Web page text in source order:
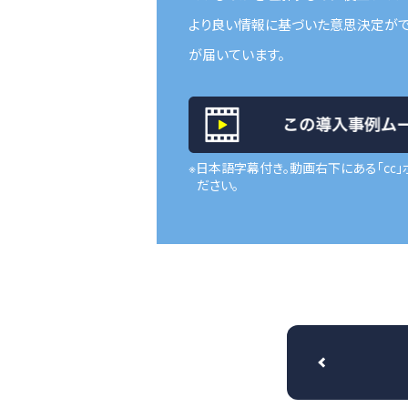
より良い情報に基づいた意思決定が
が届いています。
※日本語字幕付き。動画右下にある「㏄
ださい。